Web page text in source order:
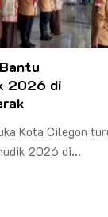
2026 di
Kota Cilegon
2026 di…